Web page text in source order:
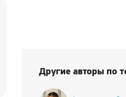
Другие авторы по